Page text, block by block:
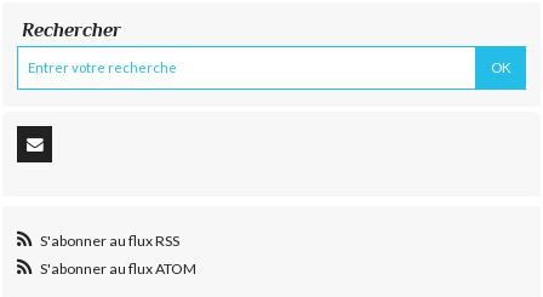
Rechercher
S'abonner au flux RSS
S'abonner au flux ATOM